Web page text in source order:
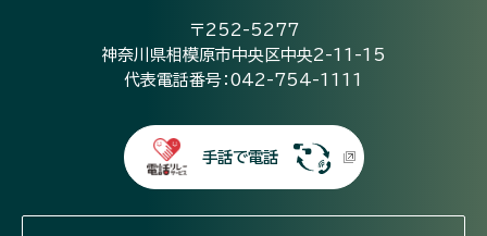
〒252-5277
神奈川県相模原市中央区中央2-11-15
代表電話番号：042-754-1111
手話で電話